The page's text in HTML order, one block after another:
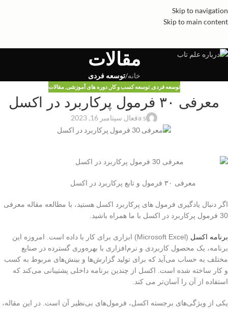
Skip to navigation
Skip to main content
مقالات
خانه/توسعه فردی
توسعه فردی ,توسعه کسب و کار ,دوره های آموزشی ,مقالات
معرفی ۳۰ فرمول پرکاربرد در اکسل
a sفعال سپتامبر 16, 2023
معرفی ۳۰ فرمول و تابع پرکاربرد در اکسل
اگر دنبال یادگیری فرمول های پرکاربرد اکسل هستید، با مطالعه مقاله معرفی
30 فرمول پرکاربرد در اکسل با ما همراه باشید.
برنامه اکسل
(Microsoft Excel) ابزاری برای کار با داده است. امروزه این
برنامه، یک محصول کاربردی و نرم‌افزاری با بهره‌وری گسترده در صنایع
مختلف به حساب می‌آید که برای تولید گزارش‌ها و بینش‌های مربوط به کسب
و کار ساخته شده است. اکسل از چندین برنامه داخلی پشتیبانی می‌کند که
استفاده از آن را آسان‌تر می کند.
یکی از ویژگی‌های برجسته اکسل، فرمول‌های بی‌نظیر آن است. در این مقاله،